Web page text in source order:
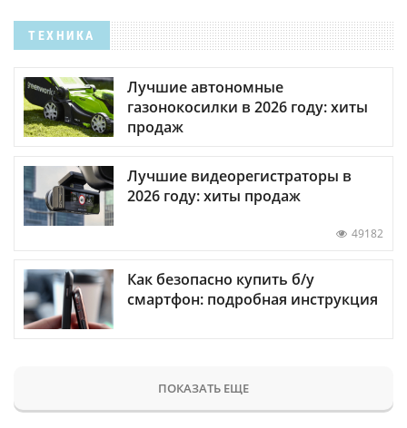
ТЕХНИКА
Лучшие автономные
газонокосилки в 2026 году: хиты
продаж
Лучшие видеорегистраторы в
2026 году: хиты продаж
49182
Как безопасно купить б/у
смартфон: подробная инструкция
ПОКАЗАТЬ ЕЩЕ